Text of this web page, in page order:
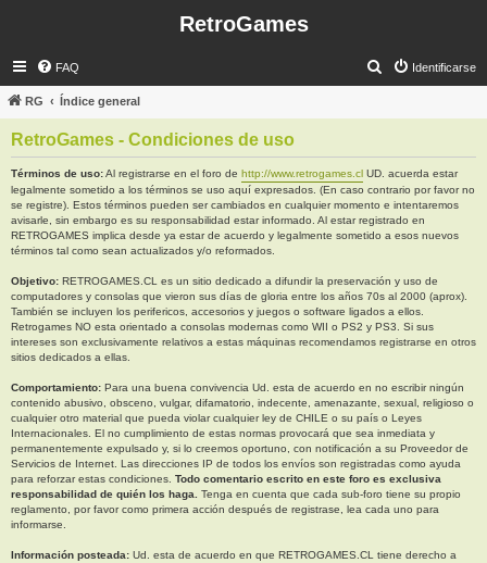
RetroGames
FAQ Identificarse
s
a
r
RG Índice general
RetroGames - Condiciones de uso
Términos de uso:Al registrarse en el foro de http://www.retrogames.cl UD. acuerda estar
legalmente sometido a los términos se uso aquí expresados. (En caso contrario por favor no
se registre). Estos términos pueden ser cambiados en cualquier momento e intentaremos
avisarle, sin embargo es su responsabilidad estar informado. Al estar registrado en
RETROGAMES implica desde ya estar de acuerdo y legalmente sometido a esos nuevos
términos tal como sean actualizados y/o reformados.
Objetivo: RETROGAMES.CL es un sitio dedicado a difundir la preservación y uso de
computadores y consolas que vieron sus días de gloria entre los años 70s al 2000 (aprox).
También se incluyen los perifericos, accesorios y juegos o software ligados a ellos.
Retrogames NO esta orientado a consolas modernas como WII o PS2 y PS3. Si sus
intereses son exclusivamente relativos a estas máquinas recomendamos registrarse en otros
sitios dedicados a ellas.
Comportamiento: Para una buena convivencia Ud. esta de acuerdo en no escribir ningún
contenido abusivo, obsceno, vulgar, difamatorio, indecente, amenazante, sexual, religioso o
cualquier otro material que pueda violar cualquier ley de CHILE o su país o Leyes
Internacionales. El no cumplimiento de estas normas provocará que sea inmediata y
permanentemente expulsado y, si lo creemos oportuno, con notificación a su Proveedor de
Servicios de Internet. Las direcciones IP de todos los envíos son registradas como ayuda
para reforzar estas condiciones. Todo comentario escrito en este foro es exclusiva
responsabilidad de quién los haga.
Tenga en cuenta que cada sub-foro tiene su propio
reglamento, por favor como primera acción después de registrase, lea cada uno para
informarse.
Información posteada: Ud. esta de acuerdo en que RETROGAMES.CL tiene derecho a